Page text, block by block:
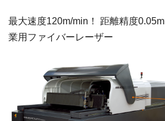
最大速度120m/min！ 距離精度
業用ファイバーレーザー